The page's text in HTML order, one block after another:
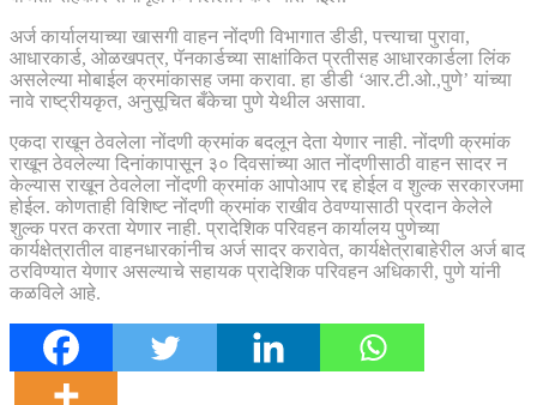
अर्ज कार्यालयाच्या खासगी वाहन नोंदणी विभागात डीडी, पत्त्याचा पुरावा,
आधारकार्ड, ओळखपत्र, पॅनकार्डच्या साक्षांकित प्रतीसह आधारकार्डला लिंक
असलेल्या मोबाईल क्रमांकासह जमा करावा. हा डीडी ‘आर.टी.ओ.,पुणे’ यांच्या
नावे राष्ट्रीयकृत, अनुसूचित बँकेचा पुणे येथील असावा.
एकदा राखून ठेवलेला नोंदणी क्रमांक बदलून देता येणार नाही. नोंदणी क्रमांक
राखून ठेवलेल्या दिनांकापासून ३० दिवसांच्या आत नोंदणीसाठी वाहन सादर न
केल्यास राखून ठेवलेला नोंदणी क्रमांक आपोआप रद्द होईल व शुल्क सरकारजमा
होईल. कोणताही विशिष्ट नोंदणी क्रमांक राखीव ठेवण्यासाठी प्रदान केलेले
शुल्क परत करता येणार नाही. प्रादेशिक परिवहन कार्यालय पुणेच्या
कार्यक्षेत्रातील वाहनधारकांनीच अर्ज सादर करावेत, कार्यक्षेत्राबाहेरील अर्ज बाद
ठरविण्यात येणार असल्याचे सहायक प्रादेशिक परिवहन अधिकारी, पुणे यांनी
कळविले आहे.